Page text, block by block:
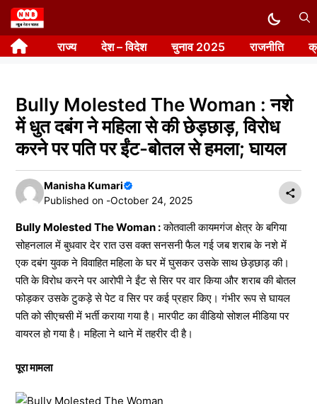
Skip
to
content राज्य देश – विदेश चुनाव 2025 राजनीति
Bully Molested The Woman : नशे
में धुत दबंग ने महिला से की छेड़छाड़, विरोध
करने पर पति पर ईंट-बोतल से हमला; घायल
Manisha Kumari
Published on -October 24, 2025
Bully Molested The Woman :कोतवाली कायमगंज क्षेत्र के बगिया
सोहनलाल में बुधवार देर रात उस वक्त सनसनी फैल गई जब शराब के नशे में
एक दबंग युवक ने विवाहित महिला के घर में घुसकर उसके साथ छेड़छाड़ की।
पति के विरोध करने पर आरोपी ने ईंट से सिर पर वार किया और शराब की बोतल
फोड़कर उसके टुकड़े से पेट व सिर पर कई प्रहार किए। गंभीर रूप से घायल
पति को सीएचसी में भर्ती कराया गया है। मारपीट का वीडियो सोशल मीडिया पर
वायरल हो गया है। महिला ने थाने में तहरीर दी है।
पूरा मामला